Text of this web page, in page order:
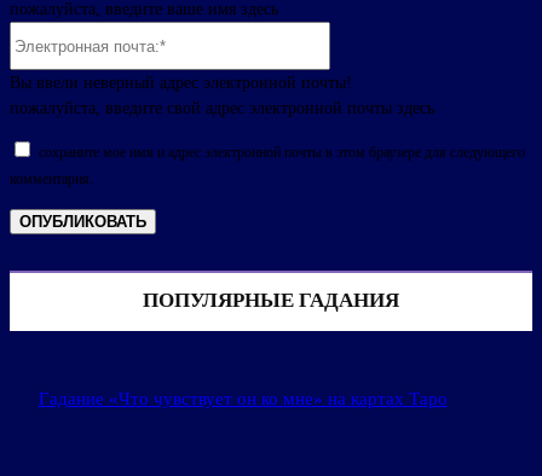
пожалуйста, введите ваше имя здесь
Вы ввели неверный адрес электронной почты!
пожалуйста, введите свой адрес электронной почты здесь
сохраните мое имя и адрес электронной почты в этом браузере для следующего
комментария.
ПОПУЛЯРНЫЕ ГАДАНИЯ
Гадание «Что чувствует он ко мне» на картах Таро